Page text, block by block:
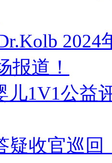
报道！
儿1V1公益
疑收官巡